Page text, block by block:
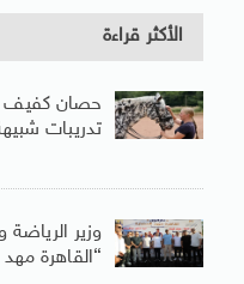
الأكثر قراءة
حصان كفيف
تدريبات
وزير
“القاهرة مهد